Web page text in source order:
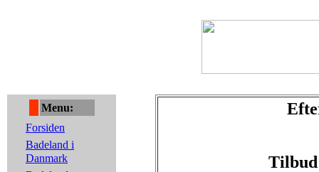
Menu:
Forsiden
Badeland i
Danmark
Tilbud